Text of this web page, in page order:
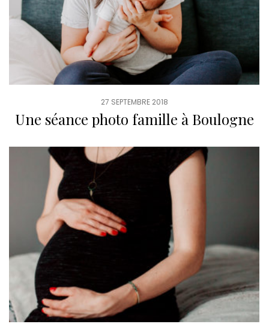
27 SEPTEMBRE 2018
Une séance photo famille à Boulogne